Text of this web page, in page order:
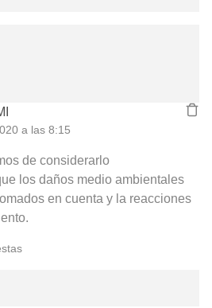
a las 8:15
de considerarlo
los daños medio ambientales
en cuenta y la reacciones